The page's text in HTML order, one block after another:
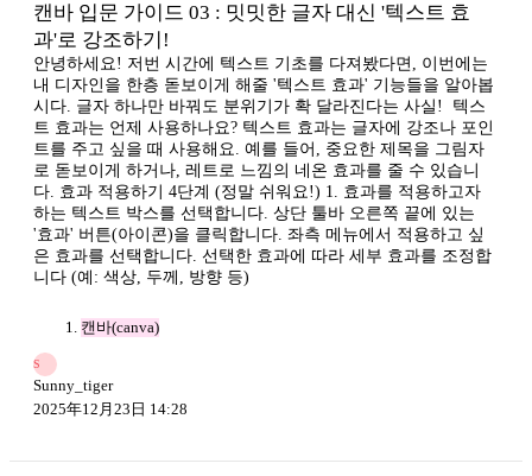
캔바 입문 가이드 03 : 밋밋한 글자 대신 '텍스트 효
과'로 강조하기!
안녕하세요! 저번 시간에 텍스트 기초를 다져봤다면, 이번에는
내 디자인을 한층 돋보이게 해줄 '텍스트 효과' 기능들을 알아봅
시다. 글자 하나만 바꿔도 분위기가 확 달라진다는 사실! ​ 텍스
트 효과는 언제 사용하나요? 텍스트 효과는 글자에 강조나 포인
트를 주고 싶을 때 사용해요. 예를 들어, 중요한 제목을 그림자
로 돋보이게 하거나, 레트로 느낌의 네온 효과를 줄 수 있습니
다. 효과 적용하기 4단계 (정말 쉬워요!) 1. 효과를 적용하고자
하는 텍스트 박스를 선택합니다. 상단 툴바 오른쪽 끝에 있는
'효과' 버튼(아이콘)을 클릭합니다. 좌측 메뉴에서 적용하고 싶
은 효과를 선택합니다. 선택한 효과에 따라 세부 효과를 조정합
니다 (예: 색상, 두께, 방향 등)
캔바(canva)
S
Sunny_tiger
2025年12月23日 14:28